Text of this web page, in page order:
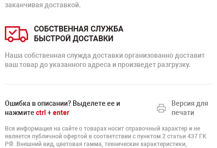
заканчивая доставкой.
СОБСТВЕННАЯ СЛУЖБА
БЫСТРОЙ ДОСТАВКИ
Наша собственная служда доставки организованно доставит
ваш товар до указанного адреса и произведет разгрузку.
Ошибка в описании? Выделете ее и
нажмите ctrl +enter
Версия для
печати
Вся информация на сайте о товарах носит справочный характер и не
является публичной офертой в соответствии с пунктом 2 статьи 437 ГК
РФ. Внешний вид, цветовая гамма, технические характеристики,